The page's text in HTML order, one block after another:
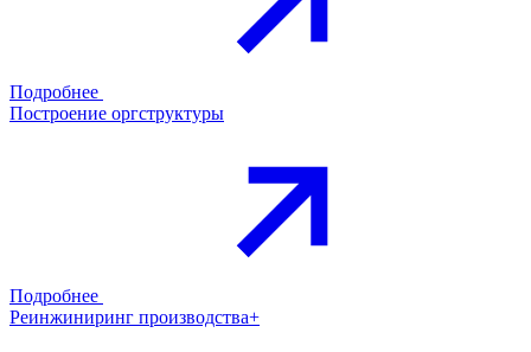
Подробнее
Построение оргструктуры
Подробнее
Реинжиниринг производства+